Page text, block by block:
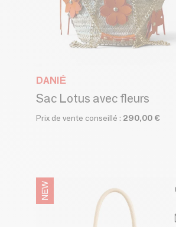
DANIÉ
Sac Lotus avec fleurs
Prix de vente conseillé : 290,00 €